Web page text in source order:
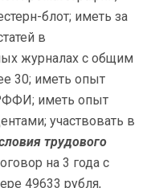
блот; иметь за
в
журналах с общим
30; иметь опыт
иметь опыт
участвовать в
трудового
на 3 года с
49633 рубля,